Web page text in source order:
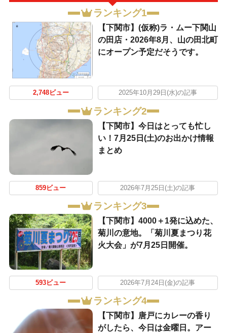
ランキング1
【下関市】(仮称)ラ・ムー下関山
の田店・2026年8月、山の田北町
にオープン予定だそうです。
2,748ビュー 2025年10月29日(水)の記事
ランキング2
【下関市】今日はとっても忙し
い！7月25日(土)のお出かけ情報
まとめ
859ビュー 2026年7月25日(土)の記事
ランキング3
【下関市】4000＋1発に込めた、
菊川の意地。「菊川夏まつり花
火大会」が7月25日開催。
593ビュー 2026年7月24日(金)の記事
ランキング4
【下関市】唐戸にカレーの香り
がしたら、今日は金曜日。アー